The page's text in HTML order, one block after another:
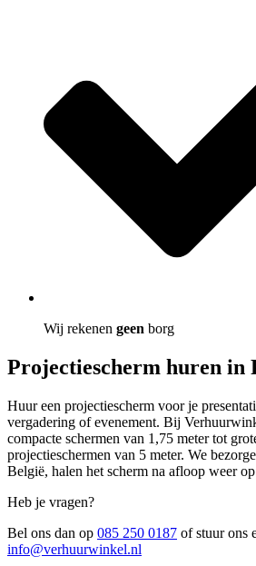
Wij rekenen geen borg
Projectiescherm huren in
Huur een projectiescherm voor je
vergadering of evenement. Bij
compacte schermen van 1,75 meter tot
projectieschermen van 5 meter. We
België, halen het scherm na afloop weer
Heb je vragen?
Bel ons dan op 085 250 0187 of stuur ons
info@verhuurwinkel.nl